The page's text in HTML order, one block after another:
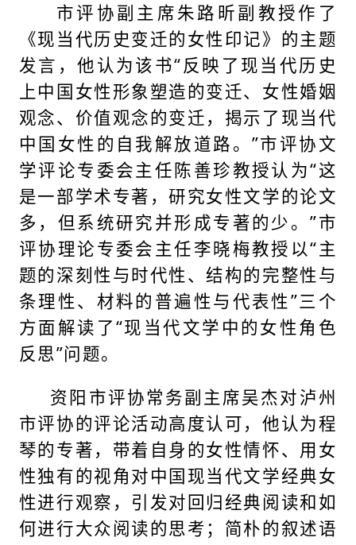
市评协副主席朱路昕副教授作了
《现当代历史变迁的女性印记》的主题
发言，他认为该书“反映了现当代历史
上中国女性形象塑造的变迁、女性婚姻
观念、价值观念的变迁，揭示了现当代
中国女性的自我解放道路。”市评协文
学评论专委会主任陈善珍教授认为“这
是一部学术专著，研究女性文学的论文
多，但系统研究并形成专著的少。”市
评协理论专委会主任李晓梅教授以“主
题的深刻性与时代性、结构的完整性与
条理性、材料的普遍性与代表性”三个
方面解读了“现当代文学中的女性角色
反思”问题。
资阳市评协常务副主席吴杰对泸州
市评协的评论活动高度认可，他认为程
琴的专著，带着自身的女性情怀、用女
性独有的视角对中国现当代文学经典女
性进行观察，引发对回归经典阅读和如
何进行大众阅读的思考；简朴的叙述语